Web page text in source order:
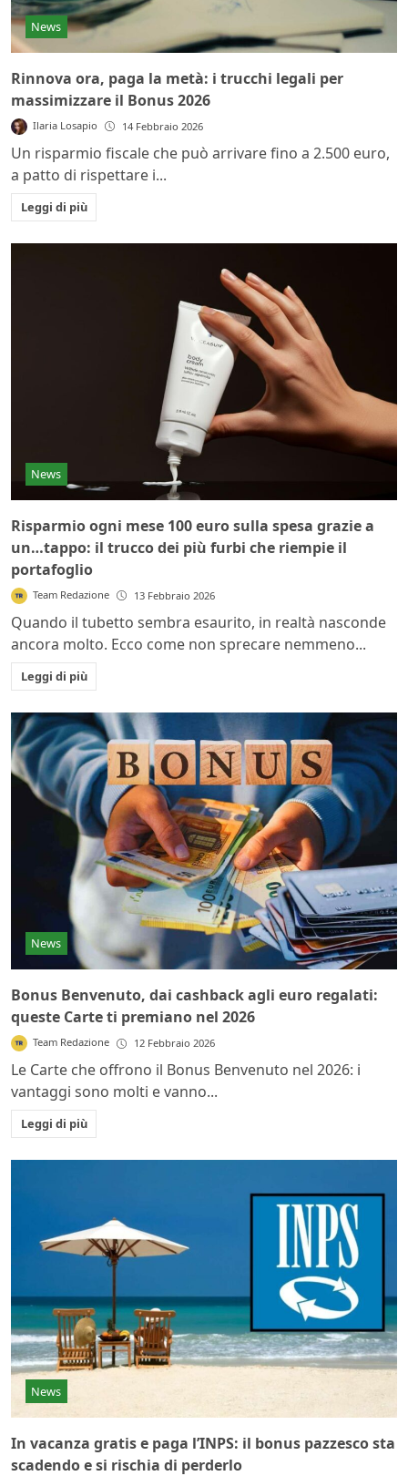
News
Rinnova ora, paga la metà: i trucchi legali per
massimizzare il Bonus 2026
Ilaria Losapio 14 Febbraio 2026
Un risparmio fiscale che può arrivare fino a 2.500 euro,
a patto di rispettare i...
Leggi di più
News
Risparmio ogni mese 100 euro sulla spesa grazie a
un…tappo: il trucco dei più furbi che riempie il
portafoglio
Team Redazione 13 Febbraio 2026
Quando il tubetto sembra esaurito, in realtà nasconde
ancora molto. Ecco come non sprecare nemmeno...
Leggi di più
News
Bonus Benvenuto, dai cashback agli euro regalati:
queste Carte ti premiano nel 2026
Team Redazione 12 Febbraio 2026
Le Carte che offrono il Bonus Benvenuto nel 2026: i
vantaggi sono molti e vanno...
Leggi di più
News
In vacanza gratis e paga l’INPS: il bonus pazzesco sta
scadendo e si rischia di perderlo